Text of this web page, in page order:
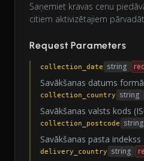
Saņemiet kravas cenu
citiem aktivizētajiem
Request Parameters
collection_date string
Savākšanas datums
collection_country string
Savākšanas valsts kods
collection_postcode string
Savākšanas pasta indekss
delivery_country string